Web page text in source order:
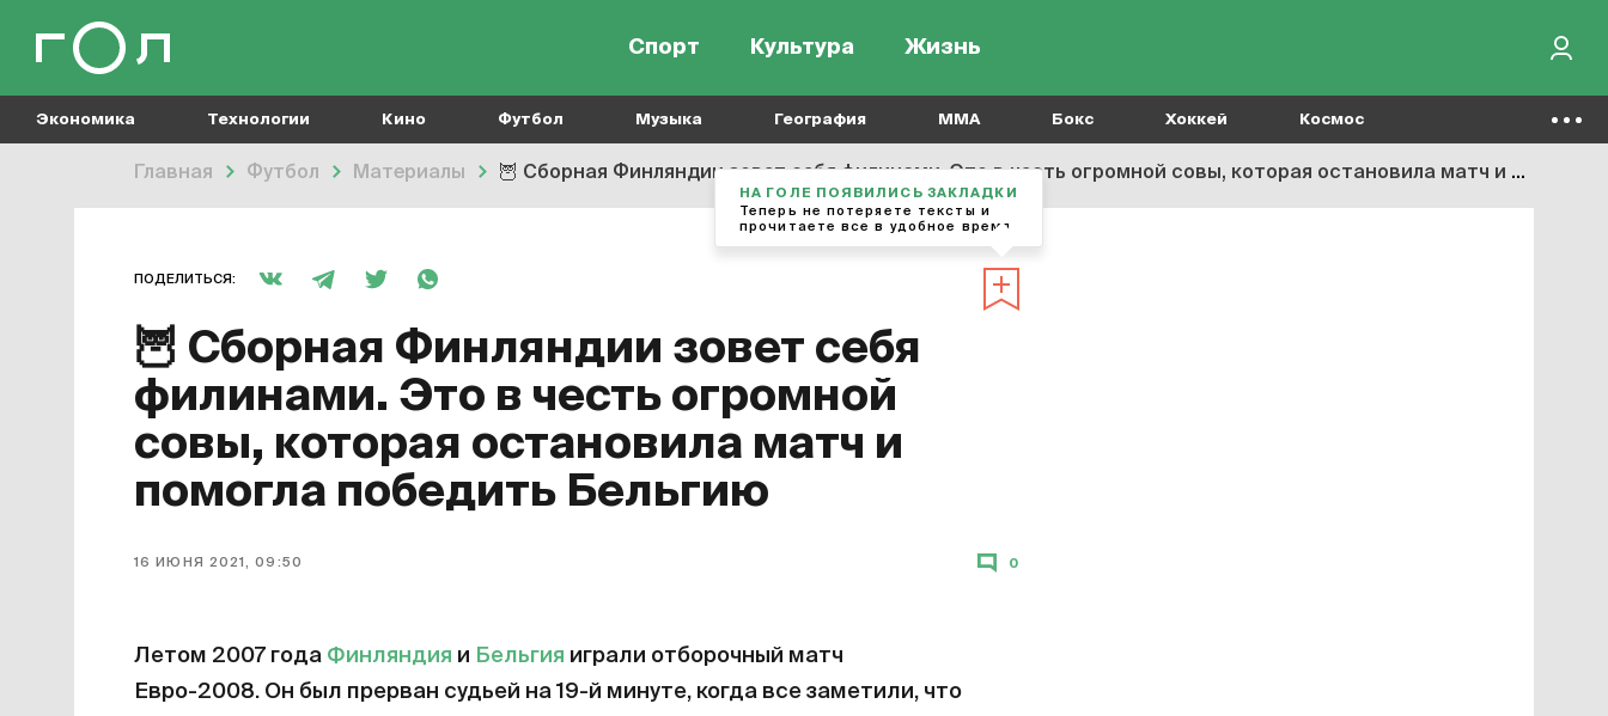
Спорт Культура Жизнь
Экономика Технологии Кино Футбол Музыка География MMA Бокс Хоккей Космос
Главная Футбол Материалы 🦉 Сборная Финляндии зовет себя филинами. Это в честь огромной совы, которая остановила матч и помогла победить Бельгию
ПОДЕЛИТЬСЯ:
🦉 Сборная Финляндии зовет себя
филинами. Это в честь огромной
совы, которая остановила матч и
помогла победить Бельгию
16 ИЮНЯ 2021, 09:50 0
Летом 2007 года Финляндия и Бельгия играли отборочный матч
Евро-2008. Он был прерван судьей на 19-й минуте, когда все заметили, что
НА ГОЛЕ ПОЯВИЛИСЬ ЗАКЛАДКИ
Теперь не потеряете тексты и
прочитаете все в удобное время